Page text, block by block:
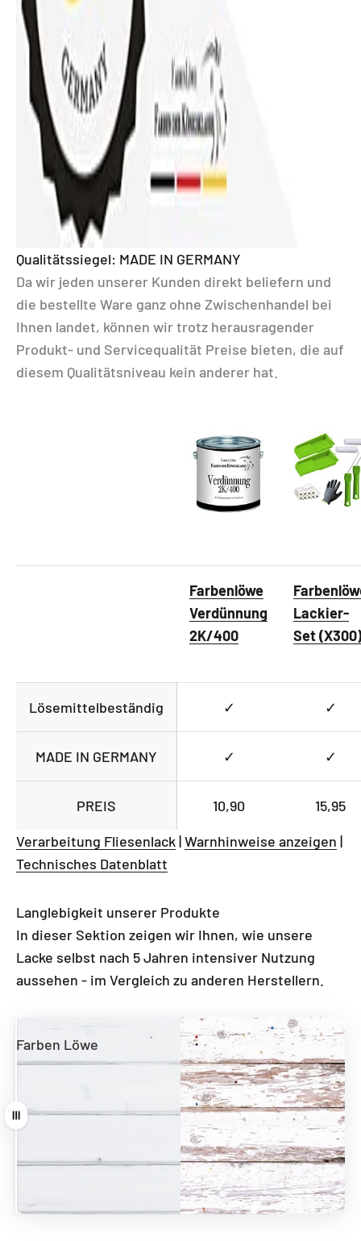
Qualitätssiegel: MADE IN GERMANY
Da wir jeden unserer Kunden direkt beliefern und
die bestellte Ware ganz ohne Zwischenhandel bei
Ihnen landet, können wir trotz herausragender
Produkt- und Servicequalität Preise bieten, die auf
diesem Qualitätsniveau kein anderer hat.
Farbenlöwe
Verdünnung
2K/400
Lackier-
Set (X300)
Lösemittelbeständig ✓ ✓
MADE IN GERMANY ✓ ✓
PREIS 10,90
15,95
Verarbeitung Fliesenlack|Warnhinweise anzeigen |
Technisches Datenblatt
Langlebigkeit unserer Produkte
In dieser Sektion zeigen wir Ihnen, wie unsere
Lacke selbst nach 5 Jahren intensiver Nutzung
aussehen - im Vergleich zu anderen Herstellern.
Farben Löwe
Andere Hersteller
Ziehen